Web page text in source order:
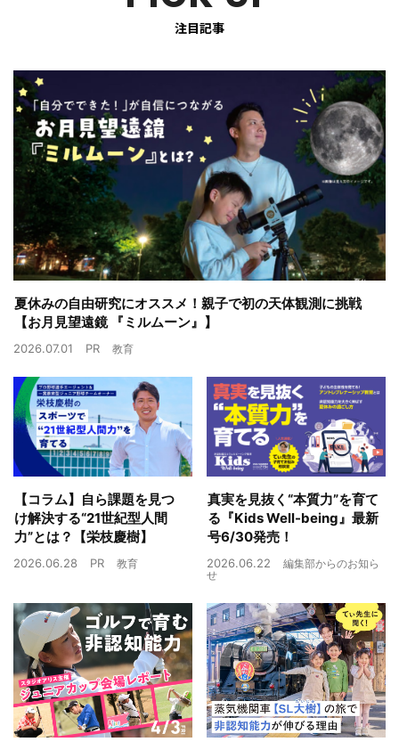
注目記事
夏休みの自由研究にオススメ！親子で初の天体観測に挑戦
【お月見望遠鏡 『ミルムーン』】
2026.07.01 PR 教育
【コラム】自ら課題を見つ
け解決する“21世紀型人間
力”とは？【栄枝慶樹】
2026.06.28 PR 教育
真実を見抜く“本質力”を育て
る『Kids Well-being』最新
号6/30発売！
2026.06.22
編集部からのお知ら
せ